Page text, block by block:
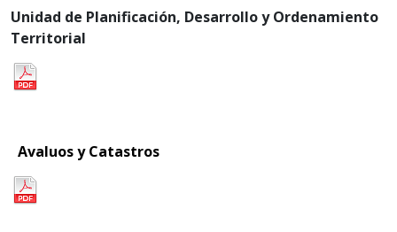
Unidad de Planificación, Desarrollo y Ordenamiento
Territorial
Avaluos y Catastros